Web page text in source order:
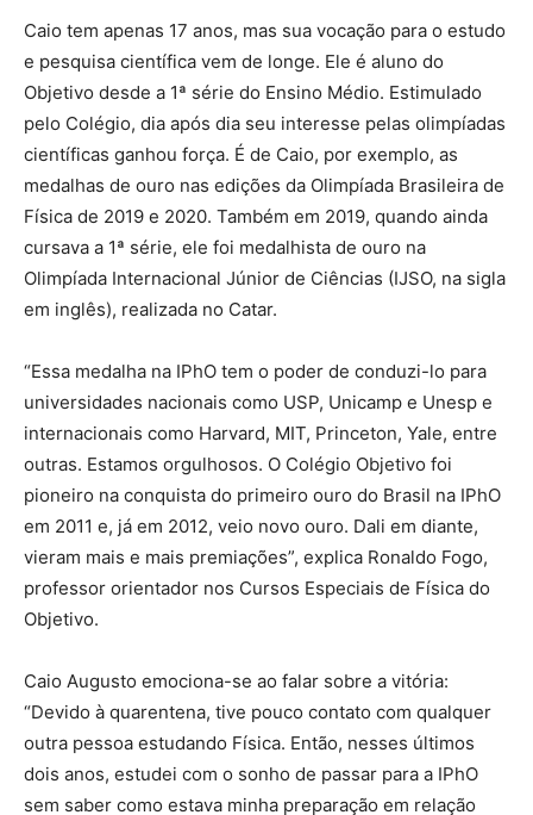
Caio tem apenas 17 anos, mas sua vocação para o estudo
e pesquisa científica vem de longe. Ele é aluno do
Objetivo desde a 1ª série do Ensino Médio. Estimulado
pelo Colégio, dia após dia seu interesse pelas olimpíadas
científicas ganhou força. É de Caio, por exemplo, as
medalhas de ouro nas edições da Olimpíada Brasileira de
Física de 2019 e 2020. Também em 2019, quando ainda
cursava a 1ª série, ele foi medalhista de ouro na
Olimpíada Internacional Júnior de Ciências (IJSO, na sigla
em inglês), realizada no Catar.
“Essa medalha na IPhO tem o poder de conduzi-lo para
universidades nacionais como USP, Unicamp e Unesp e
internacionais como Harvard, MIT, Princeton, Yale, entre
outras. Estamos orgulhosos. O Colégio Objetivo foi
pioneiro na conquista do primeiro ouro do Brasil na IPhO
em 2011 e, já em 2012, veio novo ouro. Dali em diante,
vieram mais e mais premiações”, explica Ronaldo Fogo,
professor orientador nos Cursos Especiais de Física do
Objetivo.
Caio Augusto emociona-se ao falar sobre a vitória:
“Devido à quarentena, tive pouco contato com qualquer
outra pessoa estudando Física. Então, nesses últimos
dois anos, estudei com o sonho de passar para a IPhO
sem saber como estava minha preparação em relação